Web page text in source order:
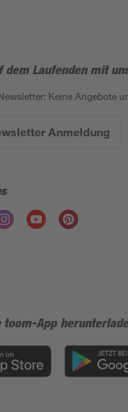
dem Laufenden mit
Keine Angebote
Anmeldung
toom-App